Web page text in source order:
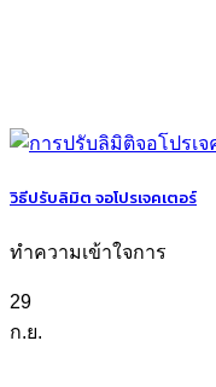
วิธีปรับลิมิต จอโปรเจคเตอร์
ทำความเข้าใจการ
29
ก.ย.